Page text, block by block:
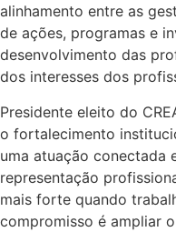
alinhamento entre as
de ações, programas e
desenvolvimento das
dos interesses dos
Presidente eleito do
o fortalecimento
uma atuação conectada
representação
mais forte quando
compromisso é ampliar